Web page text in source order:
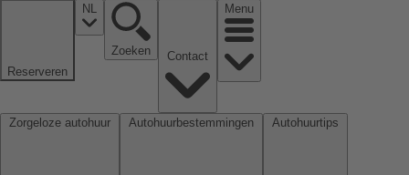
Reserveren
NL
Zoeken
Menu